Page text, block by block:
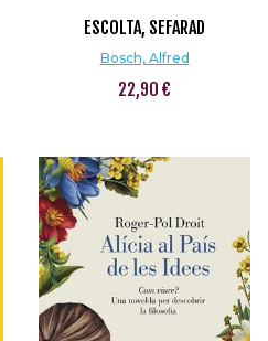
ESCOLTA, SEFARAD
Bosch, Alfred
22,90 €